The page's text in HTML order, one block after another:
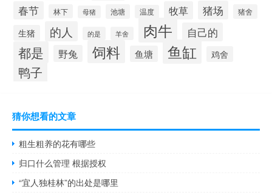
春节
林下 母猪 池塘 温度 牧草 猪场 猪舍
生猪 的人 的是 羊舍 肉牛 自己的
都是 野兔 饲料 鱼塘 鱼缸 鸡舍
鸭子
猜你想看的文章
粗生粗养的花有哪些
归口什么管理 根据授权
“宜人独桂林”的出处是哪里